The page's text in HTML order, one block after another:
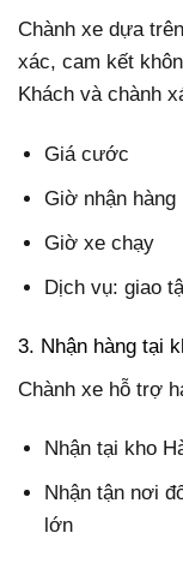
Chành xe dựa
xác, cam kết
Khách và chành
Giá cước
Giờ nhận hàng
Giờ xe chạy
Dịch vụ: giao
3. Nhận hàng tại
Chành xe hỗ trợ
Nhận tại kho
Nhận tận nơi
lớn